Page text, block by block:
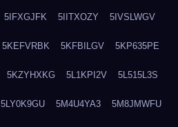
5IFXGJFK 5IITXOZY 5IVSLWGV
5KEFVRBK 5KFBILGV 5KP635PE
5KZYHXKG 5L1KPI2V 5L515L3S
5LY0K9GU 5M4U4YA3 5M8JMWFU